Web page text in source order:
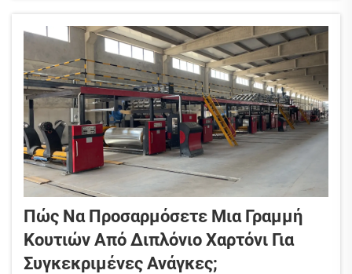
Διεθνής Ομοσπονδία Πυγμαχίας αναφέρει ότι
αυτό το πρόβλημα κοστίζει στις επιχειρήσεις...
Πώς Να Προσαρμόσετε Μια Γραμμή
Κουτιών Από Διπλόνιο Χαρτόνι Για
Συγκεκριμένες Ανάγκες;